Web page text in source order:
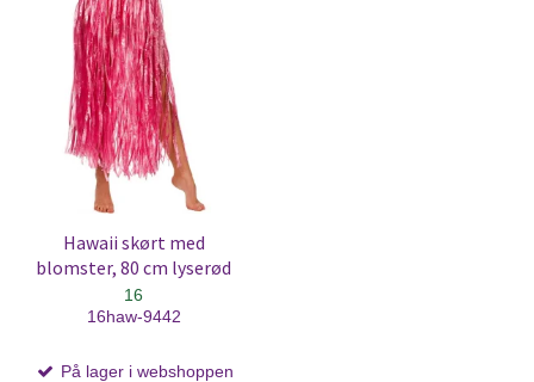
Hawaii skørt med
blomster, 80 cm lyserød
16
16haw-9442
På lager i webshoppen